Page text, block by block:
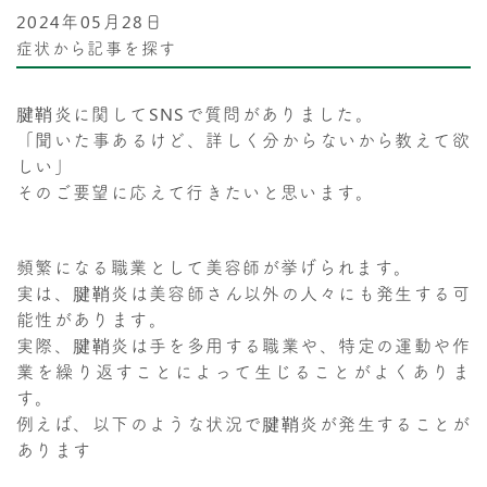
2024年05月28日
症状から記事を探す
腱鞘炎に関してSNSで質問がありました。
「聞いた事あるけど、詳しく分からないから教えて欲
しい」
そのご要望に応えて行きたいと思います。
頻繁になる職業として美容師が挙げられます。
実は、腱鞘炎は美容師さん以外の人々にも発生する可
能性があります。
実際、腱鞘炎は手を多用する職業や、特定の運動や作
業を繰り返すことによって生じることがよくありま
す。
例えば、以下のような状況で腱鞘炎が発生することが
あります